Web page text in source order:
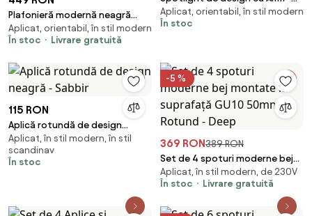
Plafonieră modernă neagră
102cm 6 lumini reglabilă - Renna
Aplicat, orientabil, în stil modern
În stoc
Livrare gratuită
Impact
Aplicat, orientabil, în stil modern
În stoc
115 RON
Aplică rotundă de design
neagră - Sabbir
Aplicat, în stil modern, în stil
scandinav
În stoc
-5 %
369 RON389 RON
Set de 4 spoturi moderne bej
montate la suprafață GU10
50mm Rotund - Deep
Aplicat, în stil modern, de 230V
În stoc
Livrare gratuită